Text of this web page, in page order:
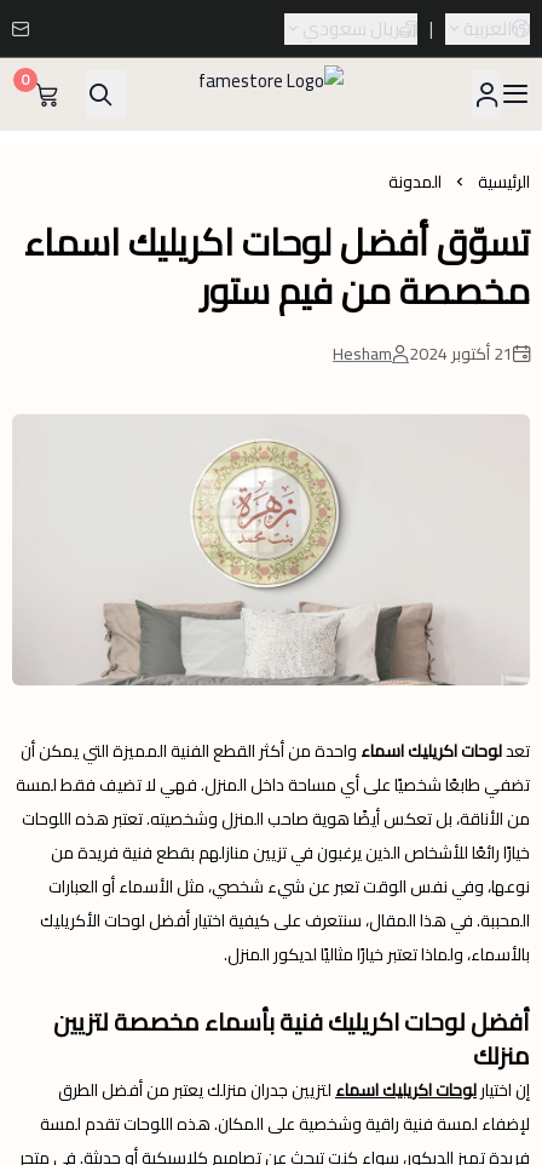
العربية | ريال سعودي
0
الرئيسية المدونة
تسوّق أفضل لوحات اكريليك اسماء
مخصصة من فيم ستور
21 أكتوبر 2024 Hesham
تعدلوحات اكريليك اسماءواحدة من أكثر القطع الفنية المميزة التي يمكن أن
تضفي طابعًا شخصيًا على أي مساحة داخل المنزل. فهي لا تضيف فقط لمسة
من الأناقة، بل تعكس أيضًا هوية صاحب المنزل وشخصيته. تعتبر هذه اللوحات
خيارًا رائعًا للأشخاص الذين يرغبون في تزيين منازلهم بقطع فنية فريدة من
نوعها، وفي نفس الوقت تعبر عن شيء شخصي، مثل الأسماء أو العبارات
المحببة. في هذا المقال، سنتعرف على كيفية اختيار أفضل لوحات الأكريليك
بالأسماء، ولماذا تعتبر خيارًا مثاليًا لديكور المنزل.
أفضل لوحات اكريليك فنية بأسماء مخصصة لتزيين
منزلك
إن اختيارلوحات اكريليك اسماءلتزيين جدران منزلك يعتبر من أفضل الطرق
لإضفاء لمسة فنية راقية وشخصية على المكان. هذه اللوحات تقدم لمسة
فريدة تميز الديكور، سواء كنت تبحث عن تصاميم كلاسيكية أو حديثة. في متجر